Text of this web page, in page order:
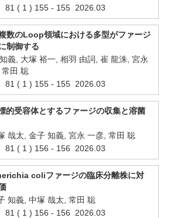
81 ( 1 ) 155 - 155 2026.03
数のLoop領域における多型がファージ
制御する
義, 大塚 裕一, 相羽 由詞, 崔 龍洙, 宮永
田 聡
81 ( 1 ) 155 - 155 2026.03
的受容体とするファージの収集と溶菌
哉太, 金子 知義, 宮永 一彦, 常田 聡
81 ( 1 ) 156 - 156 2026.03
coliファージの臨床分離株に対
知義, 中塚 哉太, 常田 聡
81 ( 1 ) 156 - 156 2026.03